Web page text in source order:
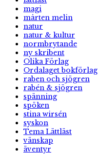
magi
mårten melin
natur
natur & kultur
normbrytande
ny skribent
Olika Förlag
Ordalaget bokförlag
raben och sjögren
rabén & sjögren
spänning
spöken
stina wirsén
syskon
Tema Lättläst
vänskap
äventyr